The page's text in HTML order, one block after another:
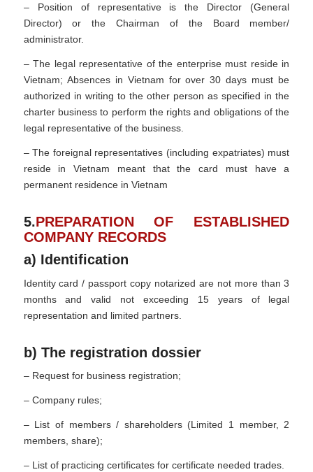
– Position of representative is the Director (General
Director) or the Chairman of the Board member/
administrator.
– The legal representative of the enterprise must reside in
Vietnam; Absences in Vietnam for over 30 days must be
authorized in writing to the other person as specified in the
charter business to perform the rights and obligations of the
legal representative of the business.
– The foreignal representatives (including expatriates) must
reside in Vietnam meant that the card must have a
permanent residence in Vietnam
5.PREPARATION OF ESTABLISHED
COMPANY RECORDS
a) Identification
Identity card / passport copy notarized are not more than 3
months and valid not exceeding 15 years of legal
representation and limited partners.
b) The registration dossier
– Request for business registration;
– Company rules;
– List of members / shareholders (Limited 1 member, 2
members, share);
– List of practicing certificates for certificate needed trades.